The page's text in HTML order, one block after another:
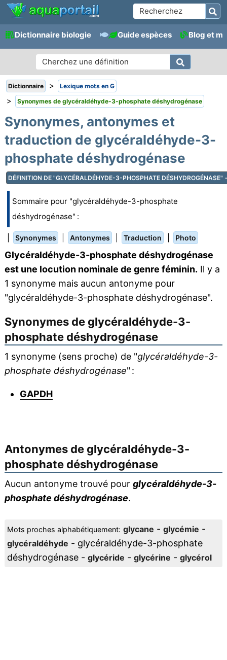
Dictionnaire biologie Guide espèces Blog et
Dictionnaire > Lexique mots en G
> Synonymes de glycéraldéhyde-3-phosphate déshydrogénase
Synonymes, antonymes et
traduction de glycéraldéhyde-3-
phosphate déshydrogénase
DÉFINITION DE "GLYCÉRALDÉHYDE-3-PHOSPHATE DÉSHYDROGÉNASE"
Sommaire pour "glycéraldéhyde-3-phosphate
déshydrogénase" :
Synonymes Antonymes Traduction Photo
Glycéraldéhyde-3-phosphate déshydrogénase
est une locution nominale de genre féminin. Il y a
1 synonyme mais aucun antonyme pour
"glycéraldéhyde-3-phosphate déshydrogénase".
Synonymes de glycéraldéhyde-3-
phosphate déshydrogénase
1 synonyme (sens proche) de "glycéraldéhyde-3-
phosphate déshydrogénase" :
GAPDH
Antonymes de glycéraldéhyde-3-
phosphate déshydrogénase
Aucun antonyme trouvé pour glycéraldéhyde-3-
phosphate déshydrogénase.
Mots proches alphabétiquement: glycane - glycémie -
glycéraldéhyde - glycéraldéhyde-3-phosphate
déshydrogénase - glycéride - glycérine - glycérol